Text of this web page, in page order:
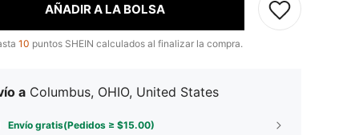
AÑADIR A LA BOLSA
10 puntos SHEIN calculados al finalizar la compra.
a Columbus, OHIO, United States
Envío gratis(Pedidos ≥ $15.00)